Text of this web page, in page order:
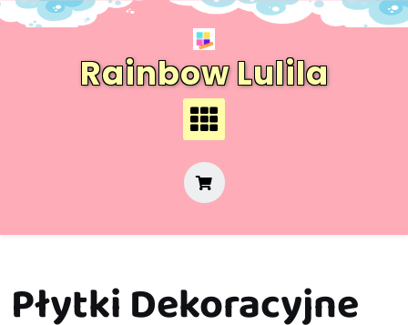
Skip
Rainbow Lulila
Płytki Dekoracyjne